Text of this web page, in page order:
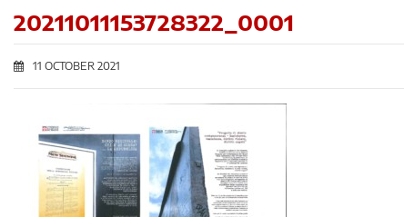
20211011153728322_0001
11 OCTOBER 2021